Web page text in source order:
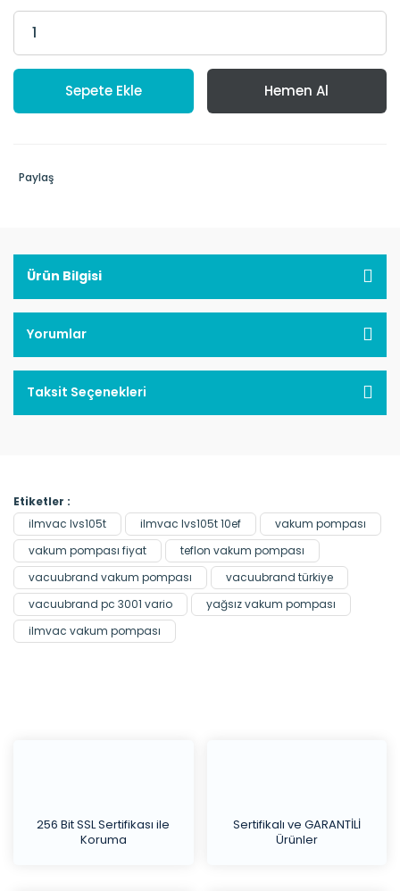
Sepete Ekle Hemen Al
Paylaş
Ürün Bilgisi
Yorumlar
Taksit Seçenekleri
Etiketler :
ilmvac lvs105t
ilmvac lvs105t 10ef
vakum pompası
vakum pompası fiyat
teflon vakum pompası
vacuubrand vakum pompası
vacuubrand türkiye
vacuubrand pc 3001 vario
yağsız vakum pompası
ilmvac vakum pompası
256 Bit SSL Sertifikası ile
Koruma
Sertifikalı ve GARANTİLİ
Ürünler